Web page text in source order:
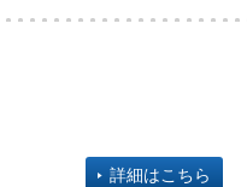
詳細はこちら